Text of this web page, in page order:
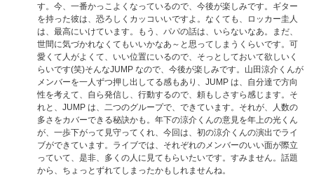
す。今、一番かっこよくなっているので、今後が楽しみです。ギター
を持った彼は、恐ろしくカッコいいですよ。なくても、ロッカー圭人
は、最高にいけています。もう、パパの話は、いらないなあ。まだ、
世間に気づかれなくてもいいかなあ～と思ってしまうくらいです。可
愛くて人がよくて、いい位置にいるので、そっとしておいて欲しいく
らいです(笑)そんなJUMP なので、今後が楽しみです。山田涼介くんが
メンバーを一人ずつ押し出してる感もあり、JUMP は、自分達で方向
性を考えて、自ら発信し、行動するので、頼もしさすら感じます。そ
れと、JUMP は、二つのグループで、できています。それが、人数の
多さをカバーできる秘訣かも。年下の涼介くんの意見を年上の光くん
が、一歩下がって見守ってくれ、今回は、初の涼介くんの演出でライ
ブができています。ライブでは、それぞれのメンバーのいい面が際立
っていて、是非、多くの人に見てもらいたいです。すみません。話題
から、ちょっとずれてしまったかもしれませんね。